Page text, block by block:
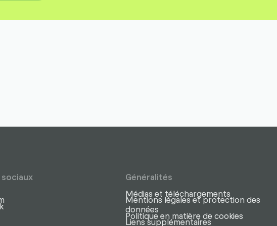
sociaux
Généralités
Médias et téléchargements
Mentions légales et protection des
données
Politique en matière de cookies
Liens supplémentaires